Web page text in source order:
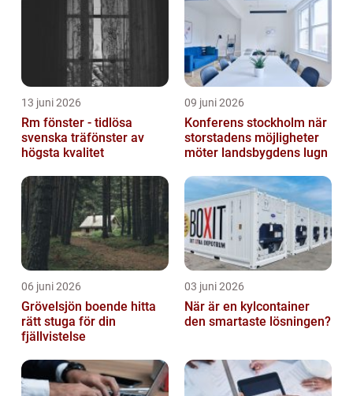
13 juni 2026
Rm fönster - tidlösa
svenska träfönster av
högsta kvalitet
09 juni 2026
Konferens stockholm när
storstadens möjligheter
möter landsbygdens lugn
06 juni 2026
Grövelsjön boende hitta
rätt stuga för din
fjällvistelse
03 juni 2026
När är en kylcontainer
den smartaste lösningen?